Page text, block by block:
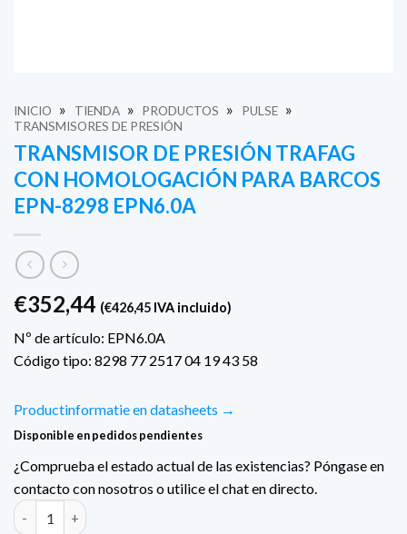
INICIO » TIENDA » PRODUCTOS » PULSE »
TRANSMISORES DE PRESIÓN
TRANSMISOR DE PRESIÓN TRAFAG
CON HOMOLOGACIÓN PARA BARCOS
EPN-8298 EPN6.0A
€352,44 (€426,45 IVA incluido)
Nº de artículo: EPN6.0A
Código tipo: 8298 77 2517 04 19 43 58
Productinformatie en datasheets →
Disponible en pedidos pendientes
¿Comprueba el estado actual de las existencias? Póngase en
contacto con nosotros o utilice el chat en directo.
Cantidad Trafag Druktransmitter met scheepskeur EPN-8298